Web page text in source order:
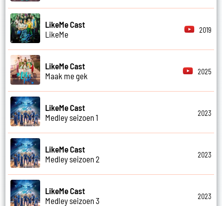
LikeMe Cast
LikeMe
2019
LikeMe Cast
Maak me gek
2025
LikeMe Cast
Medley seizoen 1
2023
LikeMe Cast
Medley seizoen 2
2023
LikeMe Cast
Medley seizoen 3
2023